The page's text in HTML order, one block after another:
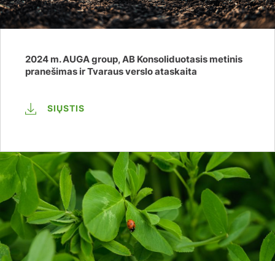
2024 m. AUGA group, AB Konsoliduotasis metinis
pranešimas ir Tvaraus verslo ataskaita
SIŲSTIS